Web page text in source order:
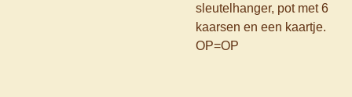
sleutelhanger, pot met 6
kaarsen en een kaartje.
OP=OP